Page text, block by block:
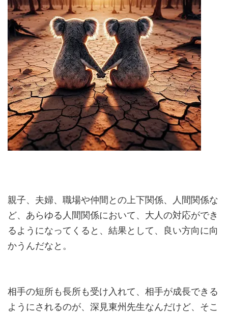
親子、夫婦、職場や仲間との上下関係、人間関係な
ど、あらゆる人間関係において、大人の対応ができ
るようになってくると、結果として、良い方向に向
かうんだなと。
相手の短所も長所も受け入れて、相手が成長できる
ようにされるのが、深見東州先生なんだけど、そこ